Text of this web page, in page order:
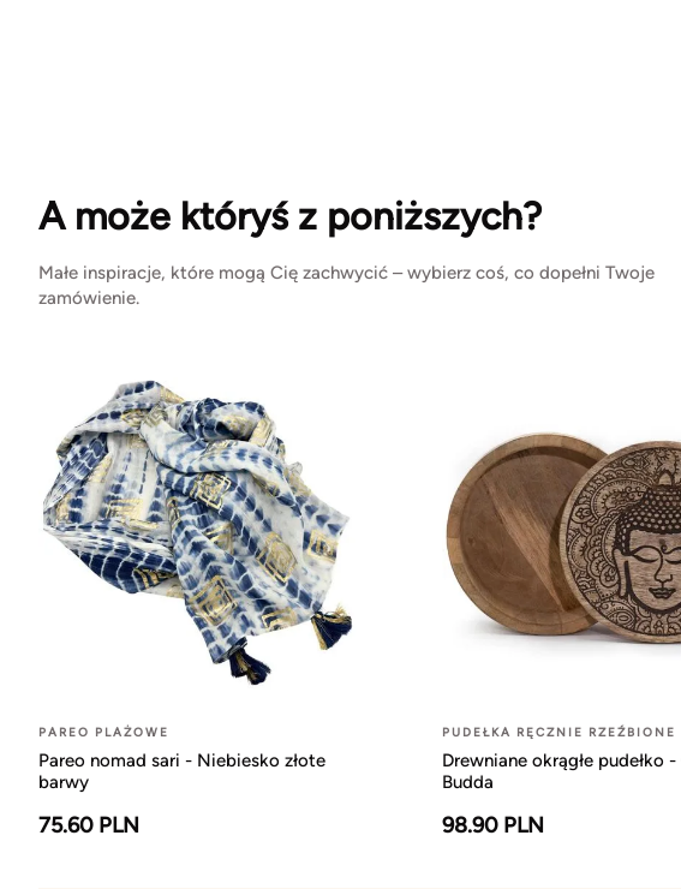
A może któryś z poniższych?
Małe inspiracje, które mogą Cię zachwycić – wybierz coś, co dopełni Twoje
zamówienie.
PAREO PLAŻOWE
Pareo nomad sari - Niebiesko złote
barwy
75.60 PLN
PUDEŁKA RĘCZNIE RZEŹBIONE
Drewniane okrągłe pudełko
Budda
98.90 PLN